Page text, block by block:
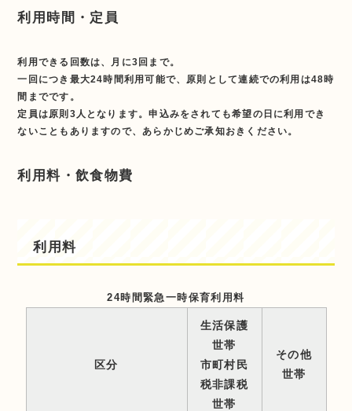
利用時間・定員
利用できる回数は、月に3回まで。
一回につき最大24時間利用可能で、原則として連続での利用は48時
間までです。
定員は原則3人となります。申込みをされても希望の日に利用でき
ないこともありますので、あらかじめご承知おきください。
利用料・飲食物費
利用料
24時間緊急一時保育利用料
区分
生活保護
世帯
市町村民
税非課税
世帯
その他
世帯